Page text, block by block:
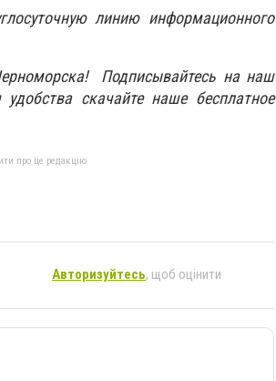
линию информационного
Подписывайтесь на наш
скачайте наше бесплатное
про це редакцію
Авторизуйтесь, щоб оцінити